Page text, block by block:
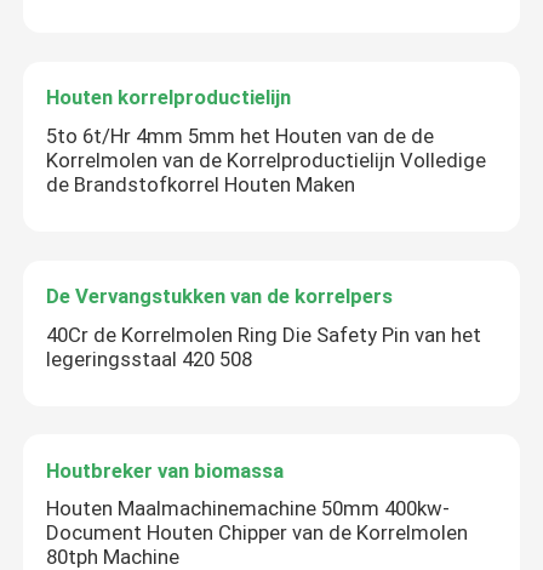
Houten korrelproductielijn
5to 6t/Hr 4mm 5mm het Houten van de de
Korrelmolen van de Korrelproductielijn Volledige
de Brandstofkorrel Houten Maken
De Vervangstukken van de korrelpers
40Cr de Korrelmolen Ring Die Safety Pin van het
legeringsstaal 420 508
Houtbreker van biomassa
Houten Maalmachinemachine 50mm 400kw-
Document Houten Chipper van de Korrelmolen
80tph Machine